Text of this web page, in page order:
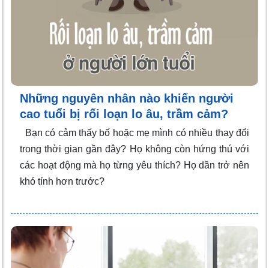
Những nguyên nhân nào khiến người
cao tuổi bị rối loạn lo âu, trầm cảm?
Bạn có cảm thấy bố hoặc mẹ mình có nhiều thay đổi
trong thời gian gần đây? Họ không còn hứng thú với
các hoạt động mà họ từng yêu thích? Họ dần trở nên
khó tính hơn trước?